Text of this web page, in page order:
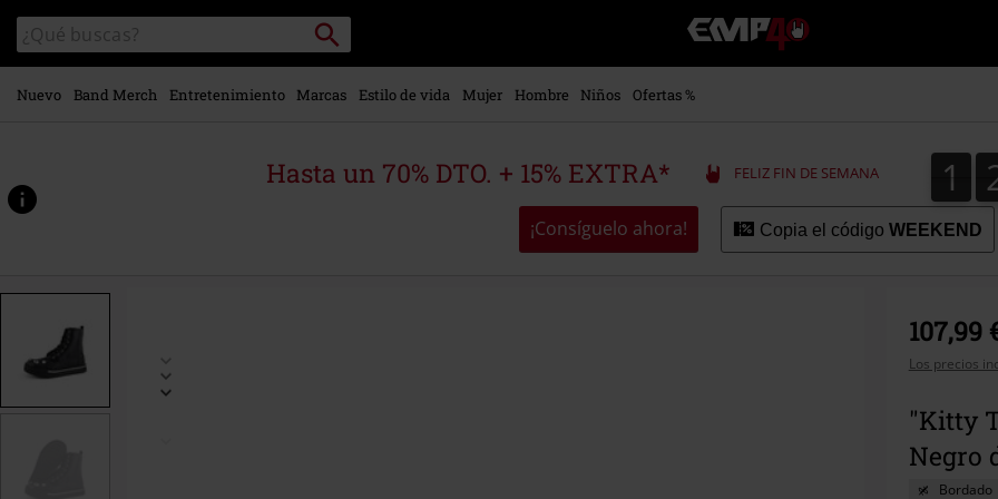
contenido
principal
Buscar
en
el
catálogo
Buscar
EMP
-
Música,
Merch
Ropa
Alternativa
Nuevo Band Merch Entretenimiento Marcas Estilo de vida Mujer Hombre Niños Ofertas %
Hasta un 70% DTO. + 15% EXTRA* FELIZ FIN DE SEMANA 1
1
¡Consíguelo ahora! Copia el código WEEKEND
www.emp-
589983.html
107,99
Los precios
"Kitty
Negro
Bordado